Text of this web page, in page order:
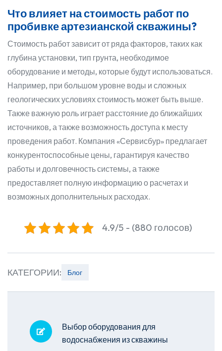
Что влияет на стоимость работ по
пробивке артезианской скважины?
Стоимость работ зависит от ряда факторов, таких как
глубина установки, тип грунта, необходимое
оборудование и методы, которые будут использоваться.
Например, при большом уровне воды и сложных
геологических условиях стоимость может быть выше.
Также важную роль играет расстояние до ближайших
источников, а также возможность доступа к месту
проведения работ. Компания «Сервисбур» предлагает
конкурентоспособные цены, гарантируя качество
работы и долговечность системы, а также
предоставляет полную информацию о расчетах и
возможных дополнительных расходах.
4.9/5 - (880 голосов)
КАТЕГОРИИ: Блог
Выбор оборудования для
водоснабжения из скважины